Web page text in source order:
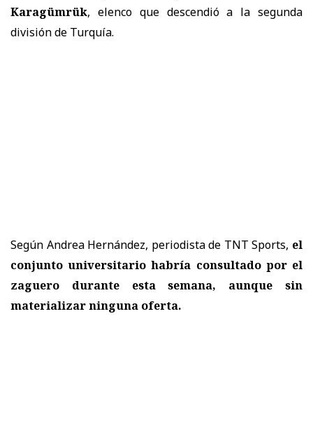
Karagümrük, elenco que descendió a la segunda
división de Turquía.
Según Andrea Hernández, periodista de TNT Sports, el
conjunto universitario habría consultado por el
zaguero
durante esta semana, aunque sin
materializar ninguna oferta.